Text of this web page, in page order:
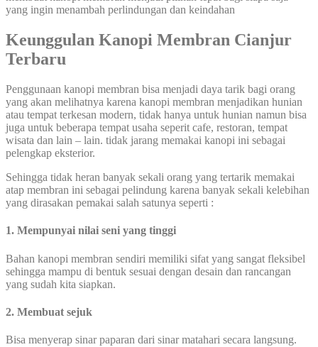
yang ingin menambah perlindungan dan keindahan
Keunggulan Kanopi Membran Cianjur
Terbaru
Penggunaan kanopi membran bisa menjadi daya tarik bagi orang
yang akan melihatnya karena kanopi membran menjadikan hunian
atau tempat terkesan modern, tidak hanya untuk hunian namun bisa
juga untuk beberapa tempat usaha seperit cafe, restoran, tempat
wisata dan lain – lain. tidak jarang memakai kanopi ini sebagai
pelengkap eksterior.
Sehingga tidak heran banyak sekali orang yang tertarik memakai
atap membran ini sebagai pelindung karena banyak sekali kelebihan
yang dirasakan pemakai salah satunya seperti :
1. Mempunyai nilai seni yang tinggi
Bahan kanopi membran sendiri memiliki sifat yang sangat fleksibel
sehingga mampu di bentuk sesuai dengan desain dan rancangan
yang sudah kita siapkan.
2. Membuat sejuk
Bisa menyerap sinar paparan dari sinar matahari secara langsung.